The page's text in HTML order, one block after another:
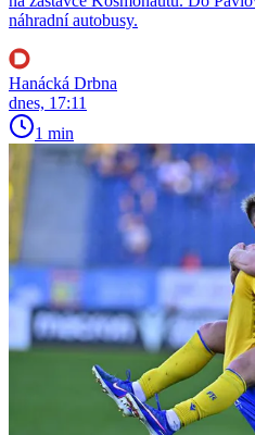
náhradní autobusy.
Hanácká Drbna
dnes, 17:11
1 min